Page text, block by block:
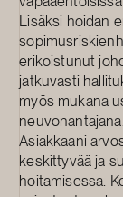
Lisäksi hoidan
erikoistunut
jatkuvasti
myös mukana
neuvonantajana.
Asiakkaani
keskittyvää ja
hoitamisessa.